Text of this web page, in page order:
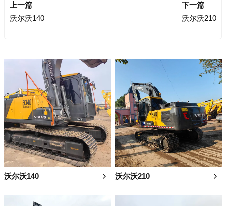
上一篇
沃尔沃140
下一篇
沃尔沃210
沃尔沃140 沃尔沃210